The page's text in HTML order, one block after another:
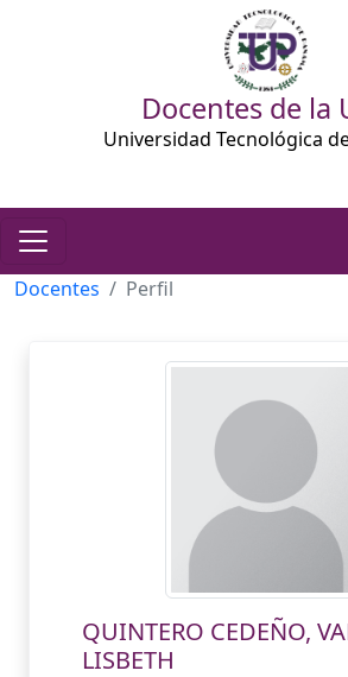
Docentes de la
Universidad Tecnológica
Docentes Perfil
QUINTERO CEDEÑO,
LISBETH